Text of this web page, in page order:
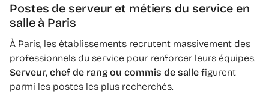
Postes de serveur et métiers du service en
salle à Paris
À Paris, les établissements recrutent massivement des
professionnels du service pour renforcer leurs équipes.
Serveur, chef de rang ou commis de salle figurent
parmi les postes les plus recherchés.